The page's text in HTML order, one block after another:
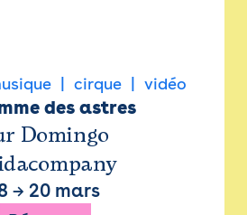
cirque vidéo
des astres
Domingo
→ 20 mars